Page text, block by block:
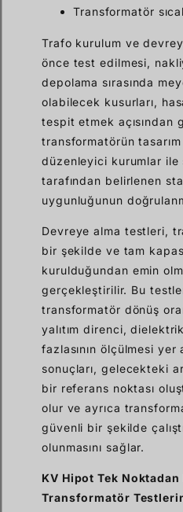
Transformatör
Trafo kurulum ve
önce test edilmesi,
depolama sırasında
olabilecek kusurları,
tespit etmek açısından
transformatörün
düzenleyici kurumlar ile
tarafından belirlenen
uygunluğunun
Devreye alma testleri,
bir şekilde ve tam
kurulduğundan emin
gerçekleştirilir. Bu
transformatör dönüş
yalıtım direnci,
fazlasının ölçülmesi yer
sonuçları, gelecekteki
bir referans noktası
olur ve ayrıca
güvenli bir şekilde
olunmasını sağlar.
KV Hipot Tek
Transformatör